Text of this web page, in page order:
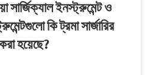
সার্জিক্যাল ইনস্ট্রুমেন্ট ও
কি ট্রমা সার্জারির
হয়েছে?